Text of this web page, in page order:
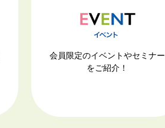
会員限定のイベントやセミナー
をご紹介！